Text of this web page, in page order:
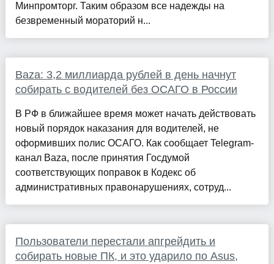
Минпромторг. Таким образом все надежды на
безвременный мораторий н...
Baza: 3,2 миллиарда рублей в день начнут
собирать с водителей без ОСАГО в России
В РФ в ближайшее время может начать действовать
новый порядок наказания для водителей, не
оформивших полис ОСАГО. Как сообщает Telegram-
канал Baza, после принятия Госдумой
соответствующих поправок в Кодекс об
административных правонарушениях, сотруд...
Пользователи перестали апгрейдить и
собирать новые ПК, и это ударило по Asus,